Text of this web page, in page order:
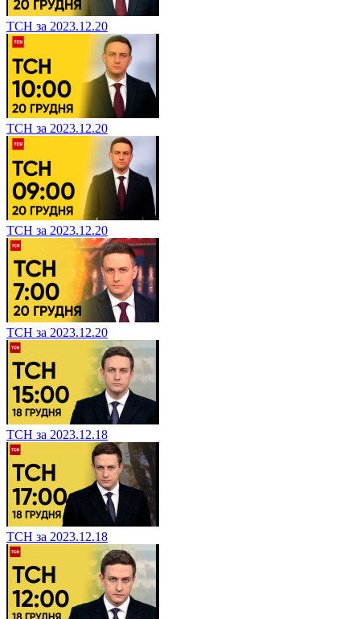
ТСН за 2023.12.20
ТСН за 2023.12.20
ТСН за 2023.12.20
ТСН за 2023.12.20
ТСН за 2023.12.18
ТСН за 2023.12.18